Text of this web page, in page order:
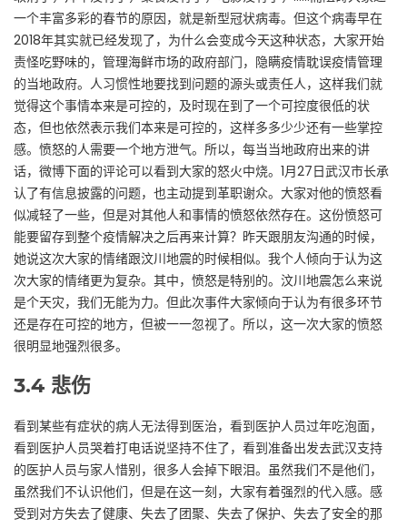
一个丰富多彩的春节的原因，就是新型冠状病毒。但这个病毒早在
2018年其实就已经发现了，为什么会变成今天这种状态，大家开始
责怪吃野味的，管理海鲜市场的政府部门，隐瞒疫情耽误疫情管理
的当地政府。人习惯性地要找到问题的源头或责任人，这样我们就
觉得这个事情本来是可控的，及时现在到了一个可控度很低的状
态，但也依然表示我们本来是可控的，这样多多少少还有一些掌控
感。愤怒的人需要一个地方泄气。所以，每当当地政府出来的讲
话，微博下面的评论可以看到大家的怒火中烧。1月27日武汉市长承
认了有信息披露的问题，也主动提到革职谢众。大家对他的愤怒看
似减轻了一些，但是对其他人和事情的愤怒依然存在。这份愤怒可
能要留存到整个疫情解决之后再来计算？昨天跟朋友沟通的时候，
她说这次大家的情绪跟汶川地震的时候相似。我个人倾向于认为这
次大家的情绪更为复杂。其中，愤怒是特别的。汶川地震怎么来说
是个天灾，我们无能为力。但此次事件大家倾向于认为有很多环节
还是存在可控的地方，但被一一忽视了。所以，这一次大家的愤怒
很明显地强烈很多。
3.4 悲伤
看到某些有症状的病人无法得到医治，看到医护人员过年吃泡面，
看到医护人员哭着打电话说坚持不住了，看到准备出发去武汉支持
的医护人员与家人惜别，很多人会掉下眼泪。虽然我们不是他们，
虽然我们不认识他们，但是在这一刻，大家有着强烈的代入感。感
受到对方失去了健康、失去了团聚、失去了保护、失去了安全的那